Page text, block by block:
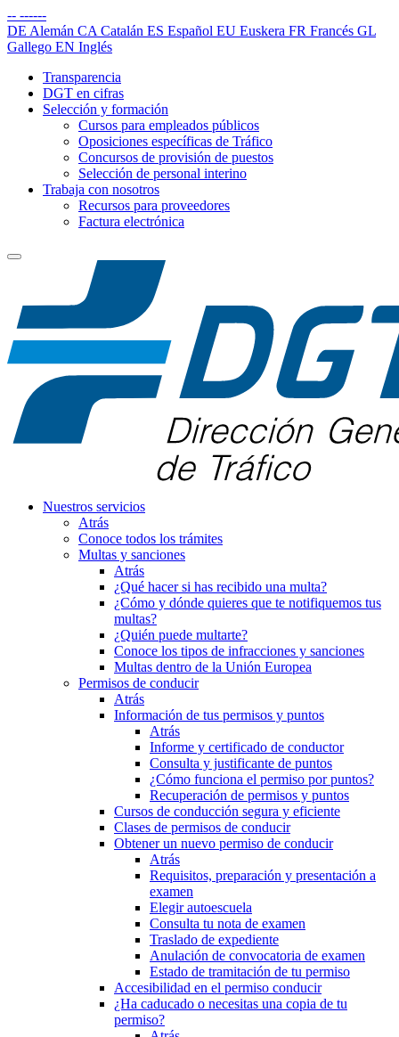
-- ------
DE Alemán CA Catalán ES Español EU Euskera FR Francés GL
Gallego EN Inglés
Transparencia
DGT en cifras
Selección y formación
Cursos para empleados públicos
Oposiciones específicas de Tráfico
Concursos de provisión de puestos
Selección de personal interino
Trabaja con nosotros
Recursos para proveedores
Factura electrónica
Nuestros servicios
Atrás
Conoce todos los trámites
Multas y sanciones
Atrás
¿Qué hacer si has recibido una multa?
¿Cómo y dónde quieres que te notifiquemos tus
multas?
¿Quién puede multarte?
Conoce los tipos de infracciones y sanciones
Multas dentro de la Unión Europea
Permisos de conducir
Atrás
Información de tus permisos y puntos
Atrás
Informe y certificado de conductor
Consulta y justificante de puntos
¿Cómo funciona el permiso por puntos?
Recuperación de permisos y puntos
Cursos de conducción segura y eficiente
Clases de permisos de conducir
Obtener un nuevo permiso de conducir
Atrás
Requisitos, preparación y presentación a
examen
Elegir autoescuela
Consulta tu nota de examen
Traslado de expediente
Anulación de convocatoria de examen
Estado de tramitación de tu permiso
Accesibilidad en el permiso conducir
¿Ha caducado o necesitas una copia de tu
permiso?